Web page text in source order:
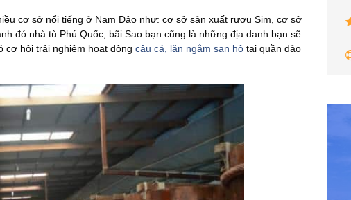
cơ sở nổi tiếng ở Nam Đảo như: cơ sở sản xuất rượu Sim, cơ sở
đó nhà tù Phú Quốc, bãi Sao bạn cũng là những địa danh bạn sẽ
cơ hội trải nghiệm hoạt động câu cá, lặn ngắm san hô tại quần đảo